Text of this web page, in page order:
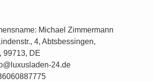
Michael Zimmermann
4, Abtsbessingen,
99713, DE
24.de